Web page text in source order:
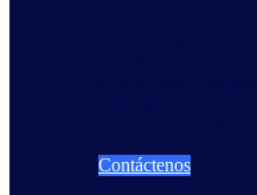
Contáctenos